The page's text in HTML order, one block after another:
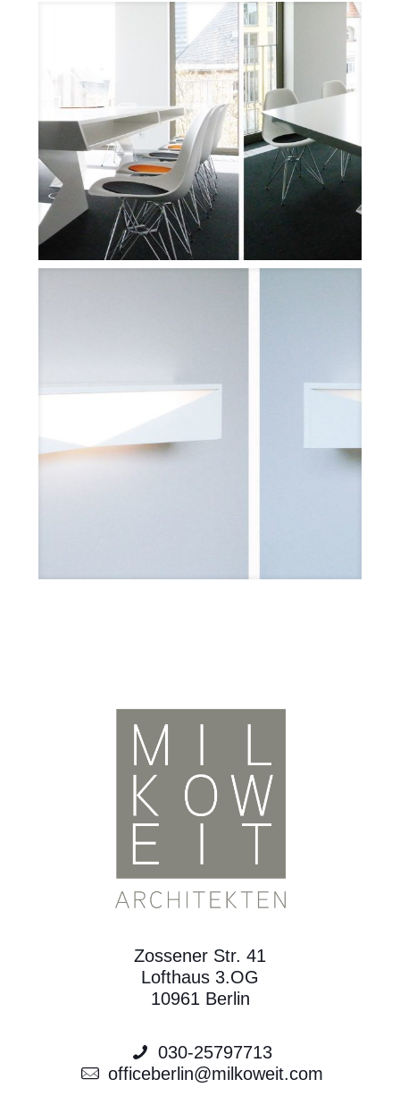
Zossener Str. 41
Lofthaus 3.OG
10961 Berlin
030-25797713
officeberlin@milkoweit.com